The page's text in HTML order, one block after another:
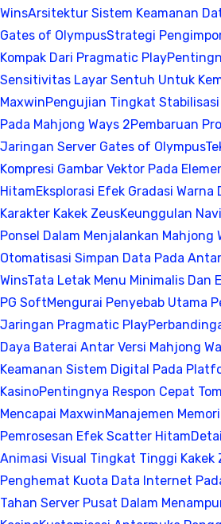
WinsArsitektur Sistem Keamanan
Gates of OlympusStrategi
Kompak Dari Pragmatic Play
Sensitivitas Layar Sentuh Untuk
MaxwinPengujian Tingkat
Pada Mahjong Ways 2Pembaruan
Jaringan Server Gates of Olympus
Kompresi Gambar Vektor Pada
HitamEksplorasi Efek Gradasi Warna
Karakter Kakek ZeusKeunggulan
Ponsel Dalam Menjalankan Mahjong
Otomatisasi Simpan Data Pada
WinsTata Letak Menu Minimalis Dan
PG SoftMengurai Penyebab Utama
Jaringan Pragmatic Play
Daya Baterai Antar Versi Mahjong
Keamanan Sistem Digital Pada
KasinoPentingnya Respon Cepat
Mencapai MaxwinManajemen
Pemrosesan Efek Scatter Hitam
Animasi Visual Tingkat Tinggi Kakek
Penghemat Kuota Data Internet
Tahan Server Pusat Dalam